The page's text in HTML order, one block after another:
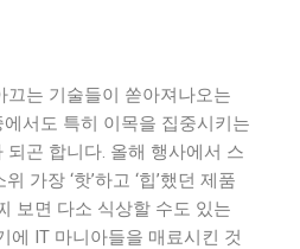
끄는 기술들이 쏟아져나오는
서도 특히 이목을 집중시키는
곤 합니다. 올해 행사에서 스
가장 ‘핫’하고 ‘힙’했던 제품
보면 다소 식상할 수도 있는
에 IT 마니아들을 매료시킨 것